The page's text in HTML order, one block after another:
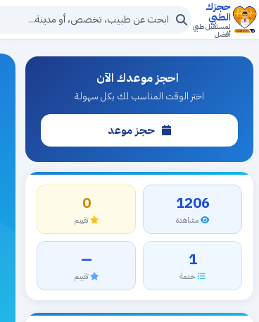
حجزك
الطبي
لمستقبل طبي
أفضل
احجز موعدك الآن
اختر الوقت المناسب لك بكل سهولة
حجز موعد
1206
مشاهدة
0
تقييم
1
خدمة
—
تقييم